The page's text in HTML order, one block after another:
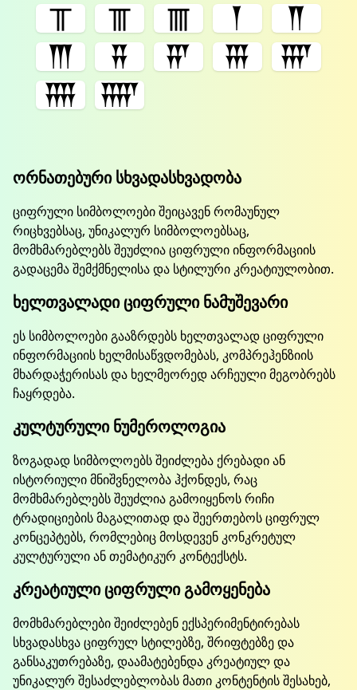
𝍯
𝍰 𝍱 𒐕
𒐖
𒐗
𒐘 𒐙 𒐚
𒐛
𒐜
𒐝
ორნათებური სხვადასხვადობა
ციფრული სიმბოლოები შეიცავენ რომაუნულ
რიცხვებსაც, უნიკალურ სიმბოლოებსაც,
მომხმარებლებს შეუძლია ციფრული ინფორმაციის
გადაცემა შემქმნელისა და სტილური კრეატიულობით.
ხელთვალადი ციფრული ნამუშევარი
ეს სიმბოლოები გააზრდებს ხელთვალად ციფრული
ინფორმაციის ხელმისაწვდომებას, კომპრეჰენზიის
მხარდაჭერისას და ხელმეორედ არჩეული მეგობრებს
ჩაყრდება.
კულტურული ნუმეროლოგია
ზოგადად სიმბოლოებს შეიძლება ქრებადი ან
ისტორიული მნიშვნელობა ჰქონდეს, რაც
მომხმარებლებს შეუძლია გამოიყენოს რიჩი
ტრადიციების მაგალითად და შეერთებოს ციფრულ
კონცეპტებს, რომლებიც მოსდევენ კონკრეტულ
კულტურული ან თემატიკურ კონტექსტს.
კრეატიული ციფრული გამოყენება
მომხმარებლები შეიძლებენ ექსპერიმენტირებას
სხვადასხვა ციფრულ სტილებზე, შრიფტებზე და
განსაკუთრებაზე, დაამატებენდა კრეატიულ და
უნიკალურ შესაძლებლობას მათი კონტენტის შესახებ,